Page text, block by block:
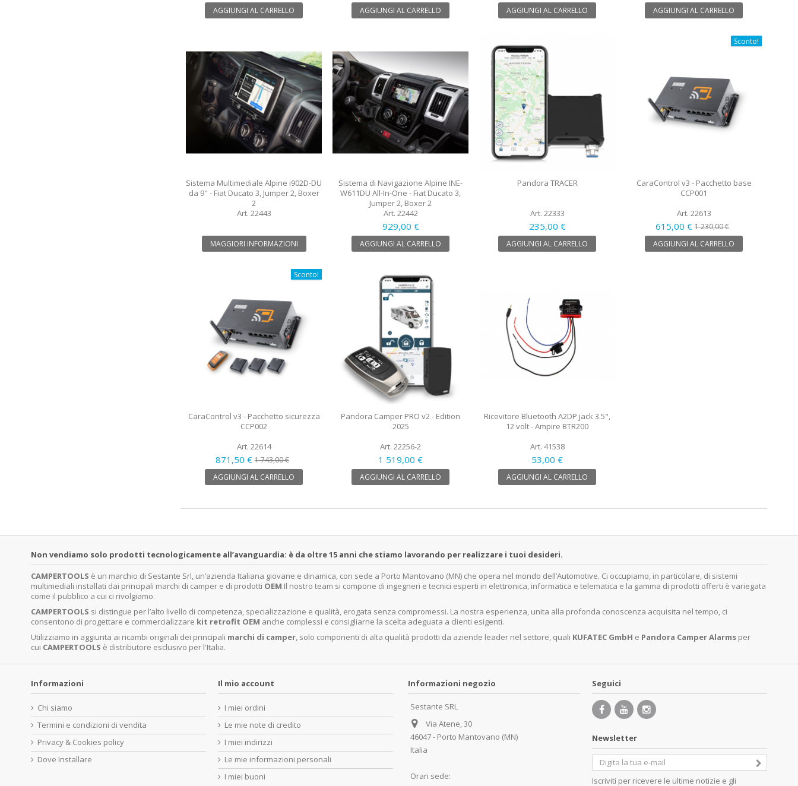
AGGIUNGI AL CARRELLO AGGIUNGI AL CARRELLO AGGIUNGI AL CARRELLO AGGIUNGI AL CARRELLO
Sistema Multimediale Alpine i902D-DU
da 9" - Fiat Ducato 3, Jumper 2, Boxer
2
Art. 22443
MAGGIORI INFORMAZIONI
Sistema di Navigazione Alpine INE-
W611DU All-In-One - Fiat Ducato 3,
Jumper 2, Boxer 2
Art. 22442
929,00 €
AGGIUNGI AL CARRELLO
Pandora TRACER
Art. 22333
235,00 €
AGGIUNGI AL CARRELLO
Sconto!
CaraControl v3 - Pacchetto base
CCP001
Art. 22613
615,00 € 1 230,00 €
AGGIUNGI AL CARRELLO
Sconto!
CaraControl v3 - Pacchetto sicurezza
CCP002
Art. 22614
871,50 € 1 743,00 €
AGGIUNGI AL CARRELLO
Pandora Camper PRO v2 - Edition
2025
Art. 22256-2
1 519,00 €
AGGIUNGI AL CARRELLO
Ricevitore Bluetooth A2DP jack 3.5",
12 volt - Ampire BTR200
Art. 41538
53,00 €
AGGIUNGI AL CARRELLO
Non vendiamo solo prodotti tecnologicamente all’avanguardia: è da oltre 15 anni che stiamo lavorando per realizzare i tuoi desideri.
CAMPERTOOLS è un marchio di Sestante Srl, un’azienda Italiana giovane e dinamica, con sede a Porto Mantovano (MN) che opera nel mondo dell’Automotive. Ci occupiamo, in particolare, di sistemi
multimediali installati dai principali marchi di camper e di prodotti OEM.Il nostro team si compone di ingegneri e tecnici esperti in elettronica, informatica e telematica e la gamma di prodotti offerti è variegata
come il pubblico a cui ci rivolgiamo.
CAMPERTOOLS si distingue per l’alto livello di competenza, specializzazione e qualità, erogata senza compromessi. La nostra esperienza, unita alla profonda conoscenza acquisita nel tempo, ci
consentono di progettare e commercializzare kit retrofit OEM anche complessi e consigliarne la scelta adeguata a clienti esigenti.
Utilizziamo in aggiunta ai ricambi originali dei principali marchi di camper, solo componenti di alta qualità prodotti da aziende leader nel settore, quali KUFATEC GmbH e Pandora Camper Alarms per
cui CAMPERTOOLS è distributore esclusivo per l'Italia.
Informazioni
Chi siamo
Termini e condizioni di vendita
Privacy & Cookies policy
Dove Installare
Il mio account
I miei ordini
Le mie note di credito
I miei indirizzi
Le mie informazioni personali
I miei buoni
Informazioni negozio
Sestante SRL
Via Atene, 30
46047 - Porto Mantovano (MN)
Italia
Orari sede:
Seguici
Newsletter
Iscriviti per ricevere le ultime notizie e gli